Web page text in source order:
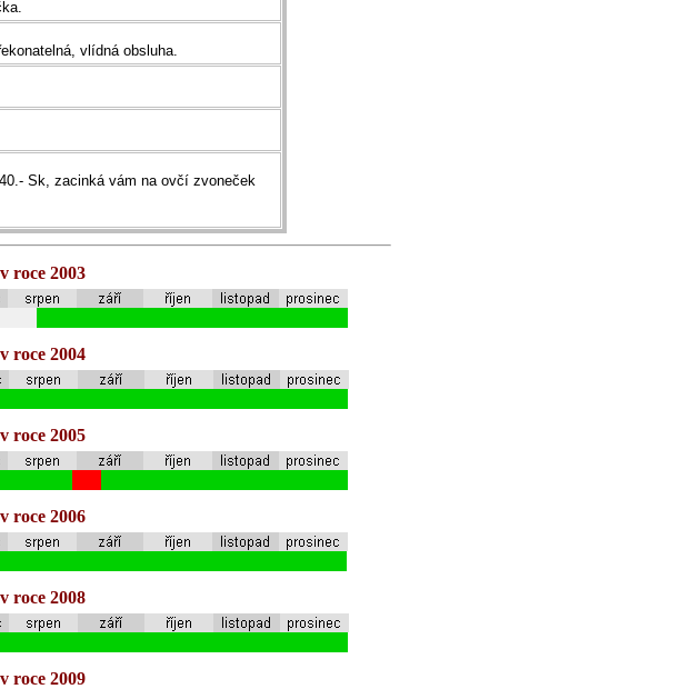
vlídná obsluha.
Sk, zacinká vám na ovčí zvoneček
roce 2003
roce 2004
roce 2005
roce 2006
roce 2008
roce 2009